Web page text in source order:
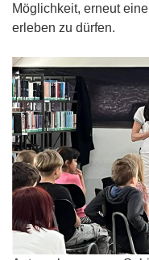
Möglichkeit, erneut
erleben zu dürfen.